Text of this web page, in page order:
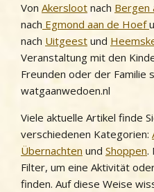
Von Akersloot nach Bergen
nach Egmond aan de Hoef
nach Uitgeest und
Veranstaltung mit den
Freunden oder der Familie
watgaanwedoen.nl
Viele aktuelle Artikel finde
verschiedenen Kategorien:
Übernachten und Shoppen.
Filter, um eine Aktivität
finden. Auf diese Weise